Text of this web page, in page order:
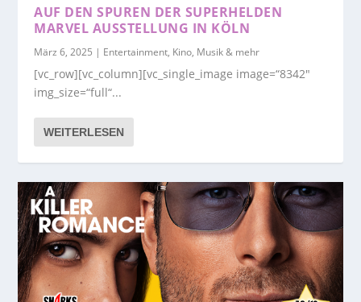
AUF DEN SPUREN DER SUPERHELDEN
MARVEL AUSSTELLUNG IN KÖLN
März 6, 2025 | Entertainment, Kino, Musik & mehr
[vc_row][vc_column][vc_single_image image=“8342″
img_size=“full“...
WEITERLESEN